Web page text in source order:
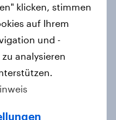
airline
klicken, stimmen
auf Ihrem
und -
analysieren